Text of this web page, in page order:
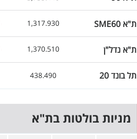
ת"א SME60 1,317.930
ת"א נדל"ן 1,370.510
תל בונד 20 438.490
מניות בולטות בת"א